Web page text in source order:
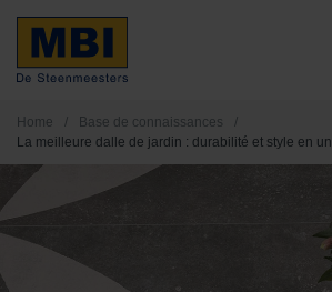
Home / Base de connaissances
/
La meilleure dalle de jardin : durabilité et style en un